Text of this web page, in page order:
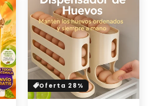
Oferta 28%